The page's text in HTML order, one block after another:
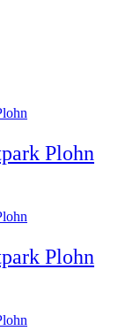
Plohn
Plohn